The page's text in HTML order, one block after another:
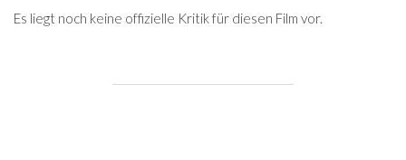
Es liegt noch keine offizielle Kritik für diesen Film vor.